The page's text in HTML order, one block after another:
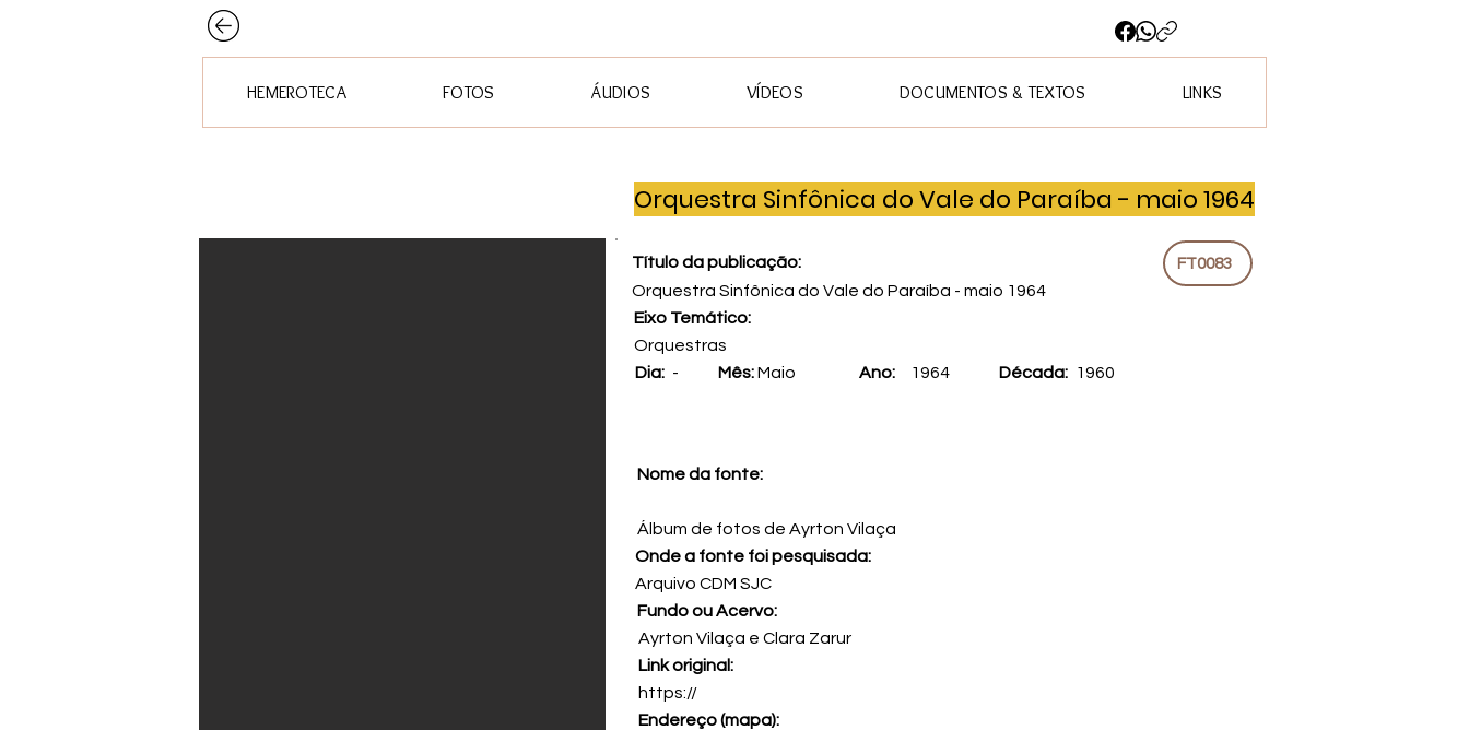
HEMEROTECA FOTOS ÁUDIOS VÍDEOS DOCUMENTOS & TEXTOS LINKS
Orquestra Sinfônica do Vale do Paraíba - maio 1964
Título da publicação:
Orquestra Sinfônica do Vale do Paraíba - maio 1964
FT0083
Eixo Temático:
Orquestras
Dia: - Mês:Maio Ano: 1964 Década: 1960
Nome da fonte:
Álbum de fotos de Ayrton Vilaça
Onde a fonte foi pesquisada:
Arquivo CDM SJC
Fundo ou Acervo:
Ayrton Vilaça e Clara Zarur
Link original:
https://
Endereço (mapa):